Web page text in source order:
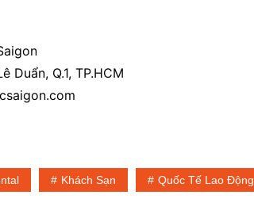
Duẩn, Q.1, TP.HCM
Khách Sạn Quốc Tế Lao Động